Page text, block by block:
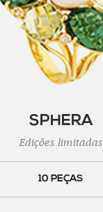
SPHERA
Edições limitadas
10 PEÇAS